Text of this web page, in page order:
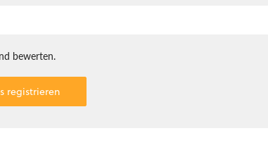
bewerten.
registrieren